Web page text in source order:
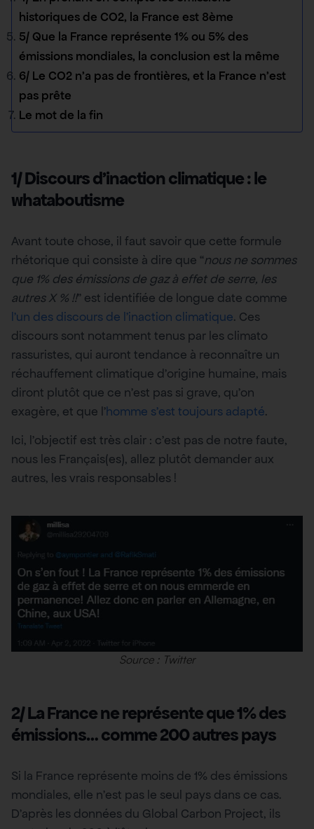
historiques de CO2, la France est 8ème
5/ Que la France représente 1% ou 5% des
émissions mondiales, la conclusion est la même
6/ Le CO2 n’a pas de frontières, et la France n’est
pas prête
Le mot de la fin
1/ Discours d’inaction climatique : le
whataboutisme
Avant toute chose, il faut savoir que cette formule
rhétorique qui consiste à dire que “nous ne sommes
que 1% des émissions de gaz à effet de serre, les
autres X % !!” est identifiée de longue date comme
l’un des discours de l’inaction climatique. Ces
discours sont notamment tenus par les climato
rassuristes, qui auront tendance à reconnaître un
réchauffement climatique d’origine humaine, mais
diront plutôt que ce n’est pas si grave, qu’on
exagère, et que l’homme s’est toujours adapté.
Ici, l’objectif est très clair : c’est pas de notre faute,
nous les Français(es), allez plutôt demander aux
autres, les vrais responsables !
Source : Twitter
2/ La France ne représente que 1% des
émissions… comme 200 autres pays
Si la France représente moins de 1% des émissions
mondiales, elle n’est pas le seul pays dans ce cas.
D’après les données du Global Carbon Project, ils